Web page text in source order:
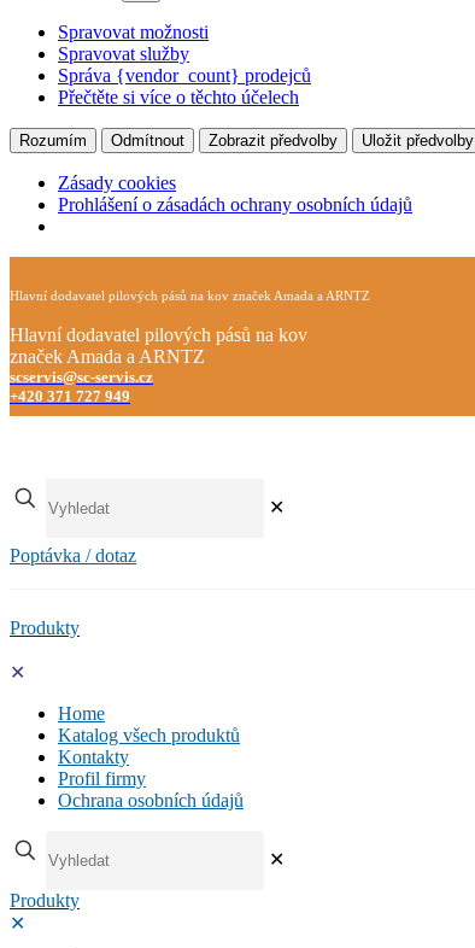
Spravovat možnosti
Spravovat služby
Správa {vendor_count} prodejců
Přečtěte si více o těchto účelech
Rozumím Odmítnout Zobrazit předvolby Uložit předvolby
Zásady cookies
Prohlášení o zásadách ochrany osobních údajů
Hlavní dodavatel pilových pásů na kov značek Amada a ARNTZ
Hlavní dodavatel pilových pásů na kov
značek Amada a ARNTZ
scservis@sc-servis.cz
+420 371 727 949
✕
Poptávka / dotaz
Produkty
✕
Home
Katalog všech produktů
Kontakty
Profil firmy
Ochrana osobních údajů
✕
Produkty
✕